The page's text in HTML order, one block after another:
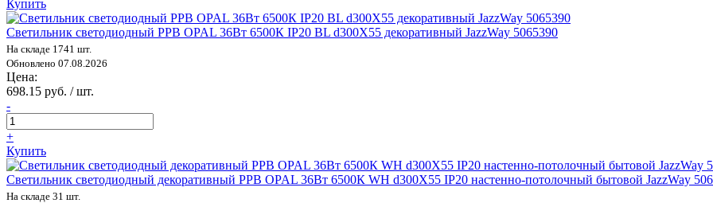
Купить
Светильник светодиодный PPB OPAL 36Вт 6500К IP20 BL d300X55 декоративный JazzWay 5065390
На складе 1741 шт.
Обновлено 07.08.2026
Цена:
698.15 руб. / шт.
-
+
Купить
Светильник светодиодный декоративный PPB OPAL 36Вт 6500К WH d300X55 IP20 настенно-потолочный бытовой JazzWay
На складе 31 шт.